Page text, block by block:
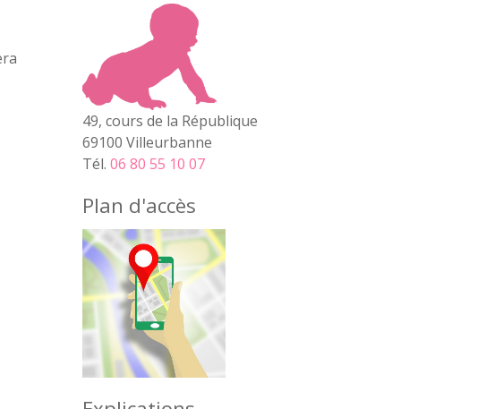
49, cours de la République
69100 Villeurbanne
Tél. 06 80 55 10 07
Plan d'accès